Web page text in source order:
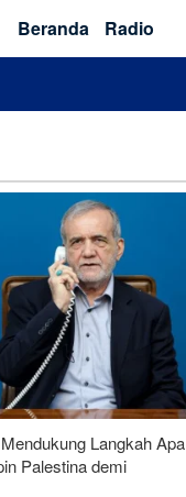
Beranda Radio
Langkah Apa
Palestina demi